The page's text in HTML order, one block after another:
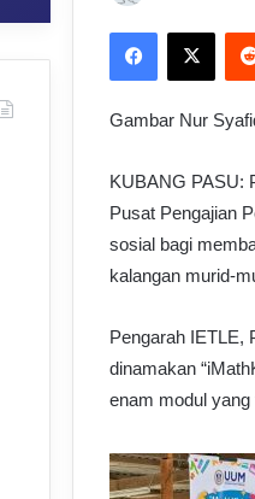
Gambar Nur
KUBANG PASU:
Pusat Pengajian
sosial bagi
kalangan murid-
Pengarah IETLE,
dinamakan
enam modul